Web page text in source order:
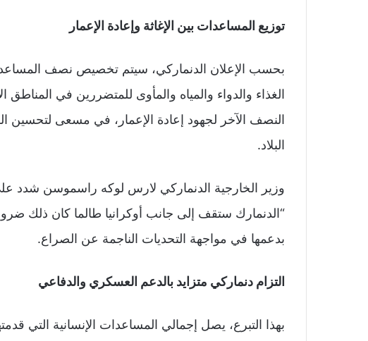
توزيع المساعدات بين الإغاثة وإعادة الإعمار
بحسب الإعلان الدنماركي، سيتم تخصيص نصف المساعدات
الغذاء والدواء والمياه والمأوى للمتضررين في
النصف الآخر لجهود إعادة الإعمار، في مسعى لتحسين
البلاد.
وزير الخارجية الدنماركي لارس لوكه راسموسن شدد
“الدنمارك ستقف إلى جانب أوكرانيا طالما كان ذلك
بدعمها في مواجهة التحديات الناجمة عن الصراع.
التزام دنماركي متزايد بالدعم العسكري والدفاعي
بهذا التبرع، يصل إجمالي المساعدات الإنسانية التي